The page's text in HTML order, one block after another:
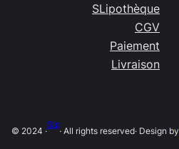
SLipothèque
CGV
Paiement
Livraison
© 2024 ·
SLip
· All rights reserved· Design by